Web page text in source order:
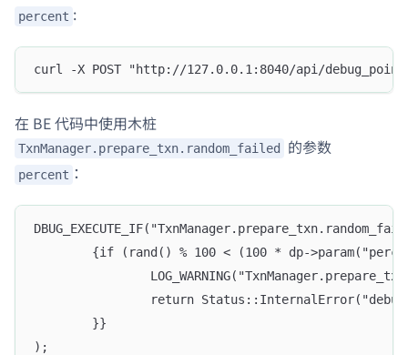
percent :
curl -X POST "http://127.0.0.1:8040/api/debug_point/
在 BE 代码中使用木桩
TxnManager.prepare_txn.random_failed 的参数
percent ：
{if (rand() % 100 < (100 * dp-
return
		}}
);